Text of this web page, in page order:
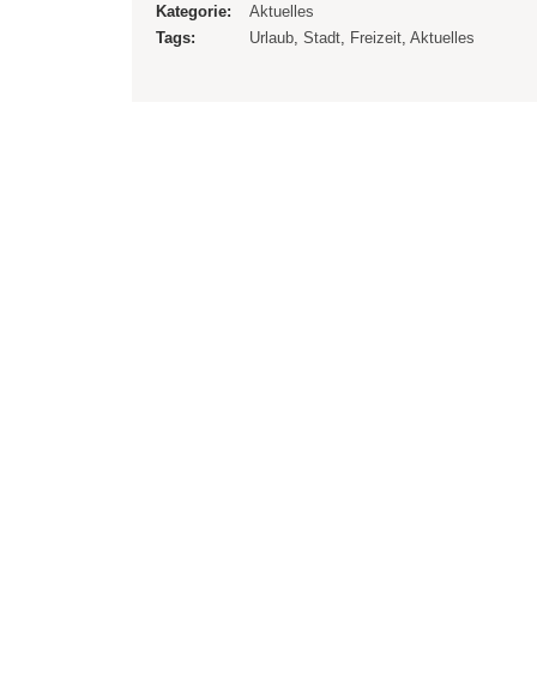
Kategorie:
Aktuelles
Tags:
Urlaub, Stadt, Freizeit, Aktuelles